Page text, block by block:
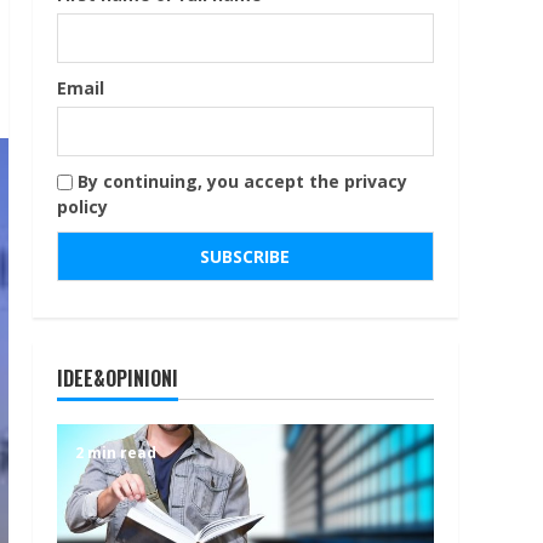
Email
By continuing, you accept the privacy
policy
IDEE&OPINIONI
2 min read